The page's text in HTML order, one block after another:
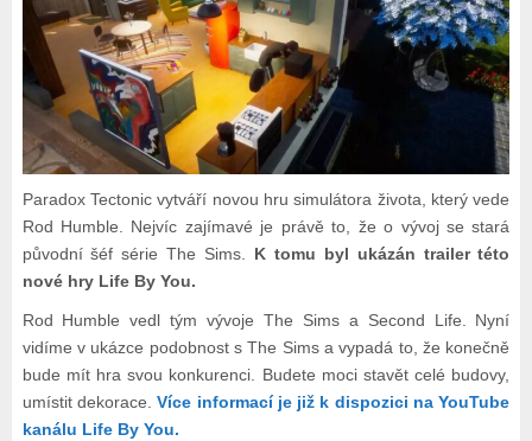
Paradox Tectonic vytváří novou hru simulátora života, který vede
Rod Humble. Nejvíc zajímavé je právě to, že o vývoj se stará
původní šéf série The Sims. K tomu byl ukázán trailer této
nové hry Life By You.
Rod Humble vedl tým vývoje The Sims a Second Life. Nyní
vidíme v ukázce podobnost s The Sims a vypadá to, že konečně
bude mít hra svou konkurenci. Budete moci stavět celé budovy,
umístit dekorace.Více informací je již k dispozici na YouTube
kanálu Life By You.